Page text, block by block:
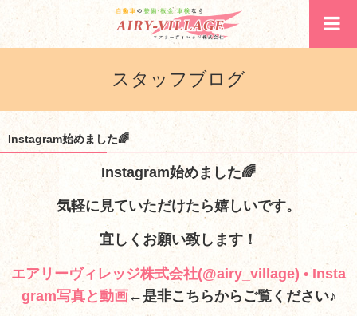
スタッフブログ
Instagram始めました🌈
Instagram始めました🌈
気軽に見ていただけたら嬉しいです。
宜しくお願い致します！
エアリーヴィレッジ株式会社(@airy_village) • Insta
gram写真と動画←是非こちらからご覧ください♪